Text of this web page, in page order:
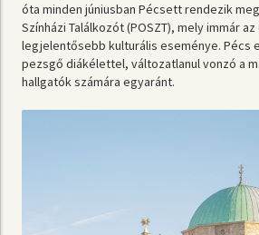
óta minden júniusban Pécsett rendezik
Színházi Találkozót (POSZT), mely immár
legjelentősebb kulturális eseménye. Pécs
pezsgő diákélettel, változatlanul vonzó a
hallgatók számára egyaránt.